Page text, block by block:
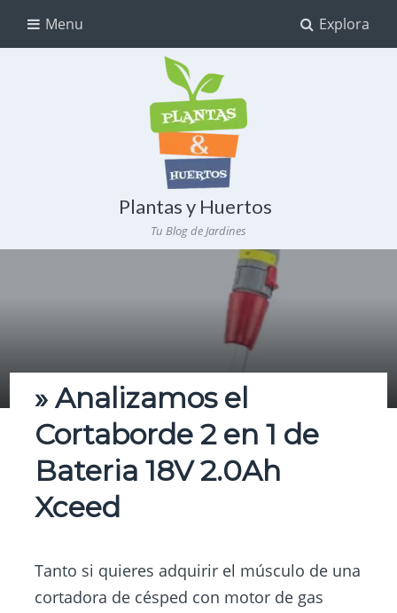
Explora
Menu
Plantas y Huertos
Tu Blog de Jardines
» Analizamos el
Cortaborde 2 en 1 de
Bateria 18V 2.0Ah
Xceed
Tanto si quieres adquirir el músculo de una
cortadora de césped con motor de gas